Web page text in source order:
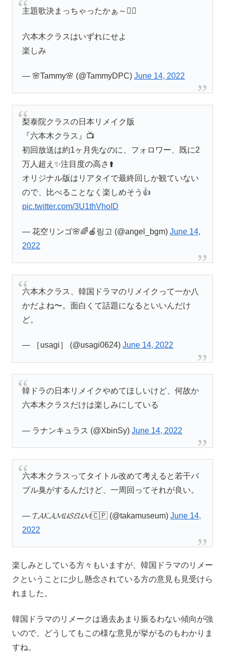
主題歌決まっちゃったかぁ～😮‍💨
六本木クラスはいずれにせよ
楽しみ
— 🌸Tammy🌸 (@TammyDPC)June 14, 2022
梨泰院クラスの日本リメイク版
『六本木クラス』📺
初回放送は約1ヶ月先なのに、フォロワー、既に2
万人超え✨注目度の高さ⬆️
オリジナル版はリアタイで最終回しか観ていない
ので、比べることなく楽しめそう👍
pic.twitter.com/3U1thVhoID
— 花空リンゴ🌸🌈🍎링고 (@angel_bgm)June 14,
2022
六本木クラス、韓国ドラマのリメイクって一か八
かだよね〜。面白くて話題になるといいんだけ
ど。
— ［usagi］ (@usagi0624)June 14, 2022
韓ドラの日本リメイクやめてほしいけど、何故か
六本木クラスだけは楽しみにしている
— ラナンキュラス (@XbinSy)June 14, 2022
六本木クラスってタイトル改めて考えると若干バ
ブル臭がするんだけど、一周回ってそれが良い。
— 𝓣𝓐𝓚𝓐𝓜𝓤𝓢𝓔𝓤𝓜🇨🇵 (@takamuseum)June 14,
2022
楽しみとしている方々もいますが、韓国ドラマのリメー
クということに少し懸念されている方の意見も見受けら
れました。
韓国ドラマのリメークは過去あまり振るわない傾向が強
いので、どうしてもこの様な意見が挙がるのもわかりま
すね。